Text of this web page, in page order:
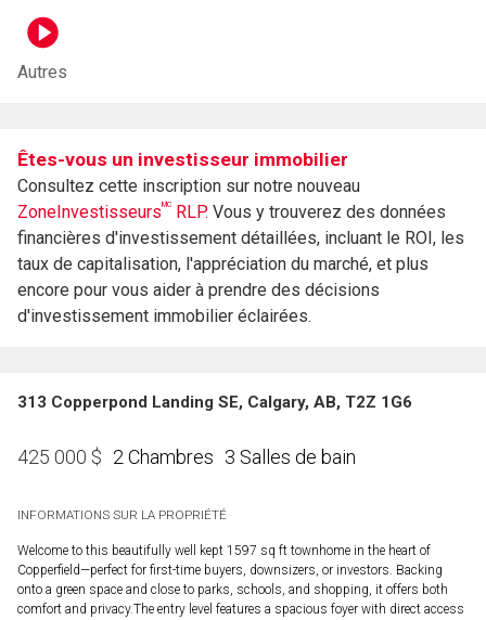
Autres
Êtes-vous un investisseur immobilier
Consultez cette inscription sur notre nouveau
ZoneInvestisseursMC RLP. Vous y trouverez des données
financières d'investissement détaillées, incluant le ROI, les
taux de capitalisation, l'appréciation du marché, et plus
encore pour vous aider à prendre des décisions
d'investissement immobilier éclairées.
313 Copperpond Landing SE, Calgary, AB, T2Z 1G6
425 000 $ 2 Chambres 3 Salles de bain
INFORMATIONS SUR LA PROPRIÉTÉ
Welcome to this beautifully well kept 1597 sq ft townhome in the heart of
Copperfield—perfect for first-time buyers, downsizers, or investors. Backing
onto a green space and close to parks, schools, and shopping, it offers both
comfort and privacy.The entry level features a spacious foyer with direct access